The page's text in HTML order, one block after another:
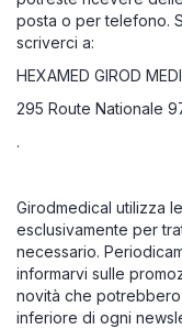
posta o per telefono.
scriverci a:
HEXAMED GIROD
295 Route Nationale
.
Girodmedical utilizza
esclusivamente per
necessario.
informarvi sulle
novità che
inferiore di ogni